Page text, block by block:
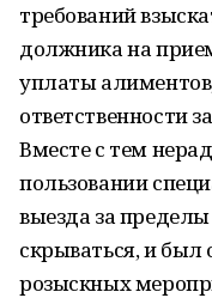
требований
должника на
уплаты
ответственности
Вместе с тем
пользовании
выезда за
скрываться, и был
розыскных